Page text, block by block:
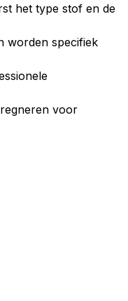
het type stof en de
worden specifiek
voor